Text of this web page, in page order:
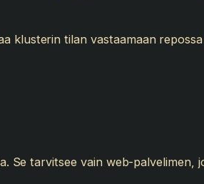
klusterin tilan vastaamaan
Se tarvitsee vain web-palvelimen,